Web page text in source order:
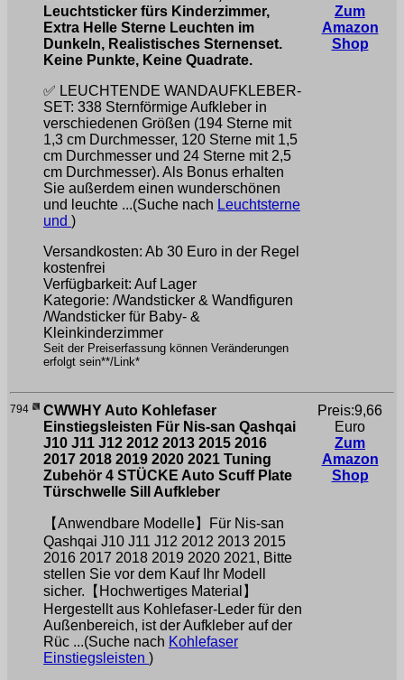
Leuchtsticker fürs Kinderzimmer,
Extra Helle Sterne Leuchten im
Dunkeln, Realistisches Sternenset.
Keine Punkte, Keine Quadrate.
✅ LEUCHTENDE WANDAUFKLEBER-
SET: 338 Sternförmige Aufkleber in
verschiedenen Größen (194 Sterne mit
1,3 cm Durchmesser, 120 Sterne mit 1,5
cm Durchmesser und 24 Sterne mit 2,5
cm Durchmesser). Als Bonus erhalten
Sie außerdem einen wunderschönen
und leuchte ...(Suche nach Leuchtsterne
und )
Versandkosten: Ab 30 Euro in der Regel
kostenfrei
Verfügbarkeit: Auf Lager
Kategorie: /Wandsticker & Wandfiguren
/Wandsticker für Baby- &
Kleinkinderzimmer
Seit der Preiserfassung können Veränderungen
erfolgt sein**/Link*
Zum
Amazon
Shop
794
CWWHY Auto Kohlefaser
Einstiegsleisten Für Nis-san Qashqai
J10 J11 J12 2012 2013 2015 2016
2017 2018 2019 2020 2021 Tuning
Zubehör 4 STÜCKE Auto Scuff Plate
Türschwelle Sill Aufkleber
【Anwendbare Modelle】Für Nis-san
Qashqai J10 J11 J12 2012 2013 2015
2016 2017 2018 2019 2020 2021, Bitte
stellen Sie vor dem Kauf Ihr Modell
sicher.【Hochwertiges Material】
Hergestellt aus Kohlefaser-Leder für den
Außenbereich, ist der Aufkleber auf der
Rüc ...(Suche nach Kohlefaser
Einstiegsleisten )
Preis:9,66
Euro
Zum
Amazon
Shop